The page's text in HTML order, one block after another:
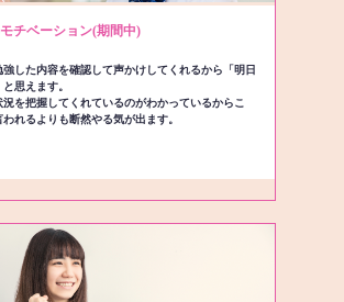
チベーション(期間中)
した内容を確認して声かけしてくれるから「明日
思えます。
を把握してくれているのがわかっているからこ
れるよりも断然やる気が出ます。